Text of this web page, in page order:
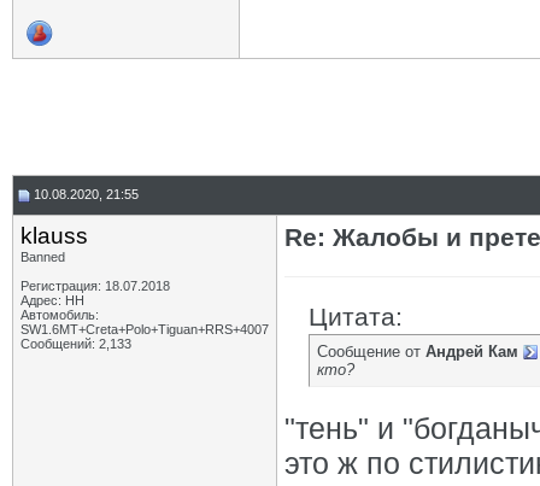
10.08.2020, 21:55
klauss
Banned
Регистрация: 18.07.2018
Адрес: НН
Автомобиль:
SW1.6МТ+Creta+Polo+Tiguan+RRS+4007
Сообщений: 2,133
Re: Жалобы и
Цитата:
Сообщение от Андрей Кам
кто?
"тень" и
это ж по